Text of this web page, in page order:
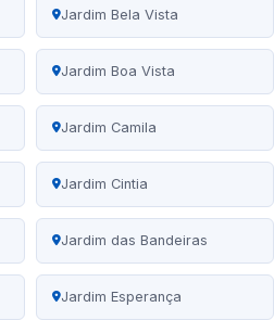
Jardim Bela Vista
Jardim Boa Vista
Jardim Camila
Jardim Cintia
Jardim das Bandeiras
Jardim Esperança